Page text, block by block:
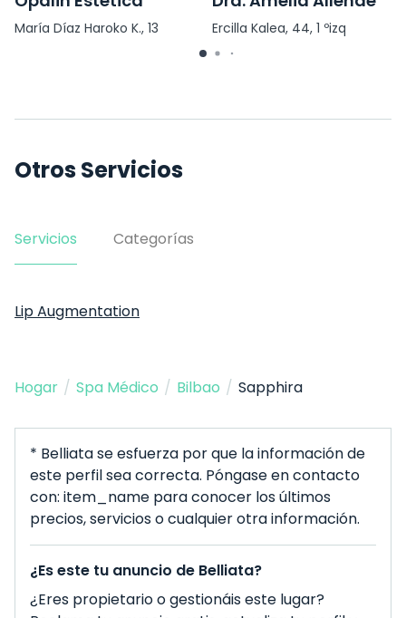
María Díaz Haroko K., 13 Ercilla Kalea, 44, 1 ºizq
Otros Servicios
Servicios Categorías
Lip Augmentation
Hogar / Spa Médico / Bilbao / Sapphira
* Belliata se esfuerza por que la información de
este perfil sea correcta. Póngase en contacto
con: item_name para conocer los últimos
precios, servicios o cualquier otra información.
¿Es este tu anuncio de Belliata?
¿Eres propietario o gestionáis este lugar?